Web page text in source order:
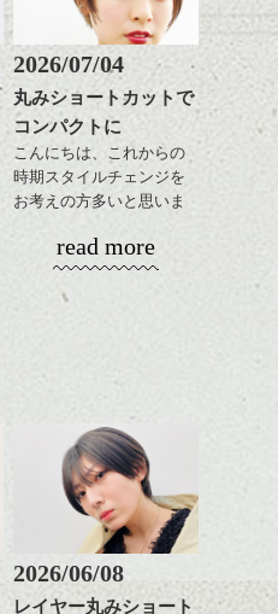
2026/07/04
丸みショートカットで
コンパクトに
こんにちは、これからの
時期スタイルチェンジを
お考えの方多いと思いま
コンパクトなフォルムが
全体のバランスを良く見
そんなショートカット。
軽めの前髪で透け感を演
出できるので、
この時期とてもおすすめ
ですよ。
read more
2026/06/08
レイヤー丸みショート